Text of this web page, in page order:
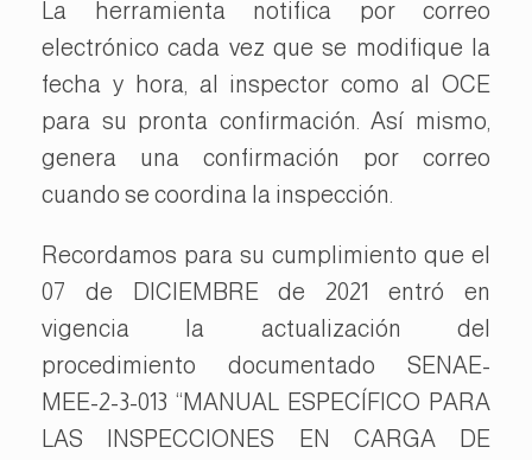
La herramienta notifica por correo
electrónico cada vez que se modifique la
fecha y hora, al inspector como al OCE
para su pronta confirmación. Así mismo,
genera una confirmación por correo
cuando se coordina la inspección.
Recordamos para su cumplimiento que el
07 de DICIEMBRE de 2021 entró en
vigencia la actualización del
procedimiento documentado SENAE-
MEE-2-3-013 “MANUAL ESPECÍFICO PARA
LAS INSPECCIONES EN CARGA DE